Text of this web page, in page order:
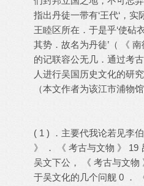
指出丹徒一带有‘王代‘，
王睦区所在．于是乎‘使砧
其势．故名为丹徒’（ 《
的记联容公无几．通过考
人进行吴国历史文化的研
（本文作者为该江市浦物
( 1 ) ．主要代我论若见李
》 ． 《 考古与文物 》 19
吴文下公， 《 考古与文物
于吴文化的几个问舰 0 ．